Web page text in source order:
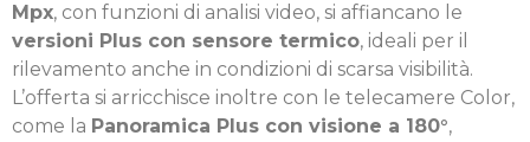
Mpx, con funzioni di analisi video, si affiancano le
versioni Plus con sensore termico, ideali per il
rilevamento anche in condizioni di scarsa visibilità.
L’offerta si arricchisce inoltre con le telecamere Color,
come la Panoramica Plus con visione a 180°,